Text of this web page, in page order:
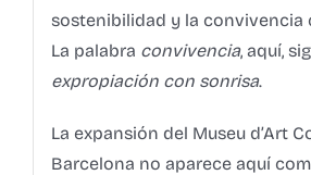
sostenibilidad y la convivencia
La palabra convivencia, aquí,
expropiación con sonrisa.
La expansión del Museu d’Art
Barcelona no aparece aquí